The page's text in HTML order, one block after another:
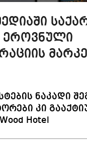
ეროვნული
ნაკადი
კი
Hotel